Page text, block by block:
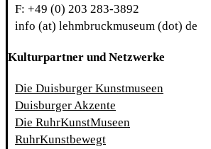
F: +49 (0) 203 283-3892
info (at) lehmbruckmuseum (dot) de
Kulturpartner und Netzwerke
Die Duisburger Kunstmuseen
Duisburger Akzente
Die RuhrKunstMuseen
RuhrKunstbewegt